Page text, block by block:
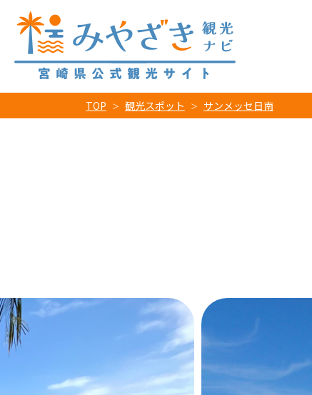
TOP 観光スポット サンメッセ日南